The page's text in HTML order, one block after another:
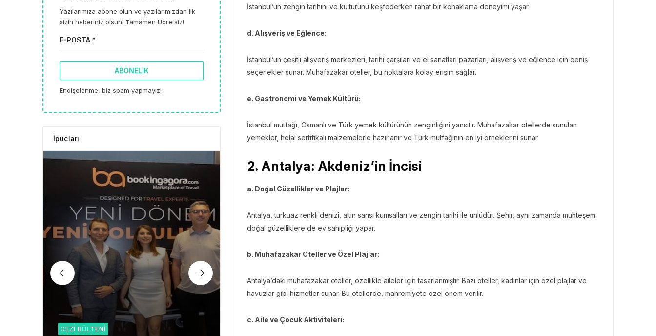
İstanbul’un zengin tarihini ve kültürünü keşfederken rahat bir konaklama deneyimi yaşar.
d. Alışveriş ve Eğlence:
İstanbul’un çeşitli alışveriş merkezleri, tarihi çarşıları ve el sanatları pazarları, alışveriş ve eğlence için geniş
seçenekler sunar. Muhafazakar oteller, bu noktalara kolay erişim sağlar.
e. Gastronomi ve Yemek Kültürü:
İstanbul mutfağı, Osmanlı ve Türk yemek kültürünün zenginliğini yansıtır. Muhafazakar otellerde sunulan
yemekler, helal sertifikalı malzemelerle hazırlanır ve Türk mutfağının en iyi örneklerini sunar.
2. Antalya: Akdeniz’in İncisi
a. Doğal Güzellikler ve Plajlar:
Antalya, turkuaz renkli denizi, altın sarısı kumsalları ve zengin tarihi ile ünlüdür. Şehir, aynı zamanda muhteşem
doğal güzelliklere de ev sahipliği yapar.
b. Muhafazakar Oteller ve Özel Plajlar:
Antalya’daki muhafazakar oteller, özellikle aileler için tasarlanmıştır. Bazı oteller, kadınlar için özel plajlar ve
havuzlar gibi hizmetler sunar. Bu otellerde, mahremiyete özel önem verilir.
c. Aile ve Çocuk Aktiviteleri:
Yazılarımıza abone olun ve yazılarımızdan ilk
sizin haberiniz olsun! Tamamen Ücretsiz!
E-POSTA *
ABONELIK
Endişelenme, biz spam yapmayız!
İpucları
GEZI BÜLTENI